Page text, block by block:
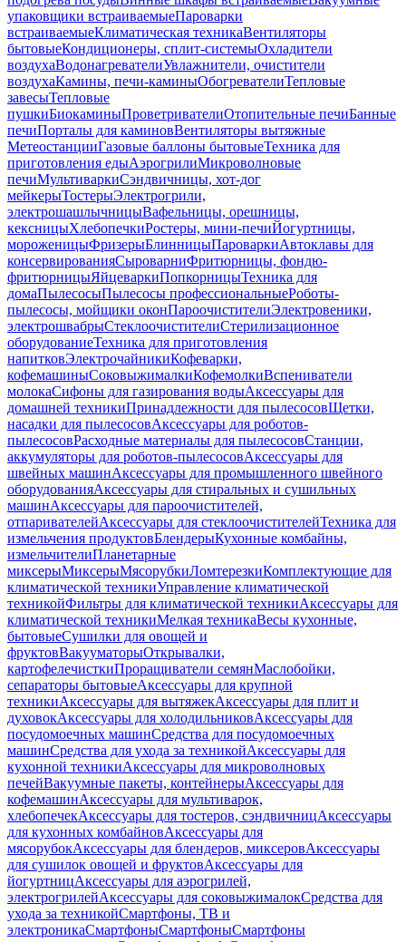
упаковщики встраиваемыеПароварки
встраиваемыеКлиматическая техникаВентиляторы
бытовыеКондиционеры, сплит-системыОхладители
воздухаВодонагревателиУвлажнители, очистители
воздухаКамины, печи-каминыОбогревателиТепловые
завесыТепловые
пушкиБиокаминыПроветривателиОтопительные печиБанные
печиПорталы для каминовВентиляторы вытяжные
МетеостанцииГазовые баллоны бытовыеТехника для
приготовления едыАэрогрилиМикроволновые
печиМультиваркиСэндвичницы, хот-дог
мейкерыТостерыЭлектрогрили,
электрошашлычницыВафельницы, орешницы,
кексницыХлебопечкиРостеры, мини-печиЙогуртницы,
мороженицыФризерыБлинницыПароваркиАвтоклавы для
консервированияСыроварниФритюрницы, фондю-
фритюрницыЯйцеваркиПопкорницыТехника для
домаПылесосыПылесосы профессиональныеРоботы-
пылесосы, мойщики оконПароочистителиЭлектровеники,
электрошвабрыСтеклоочистителиСтерилизационное
оборудованиеТехника для приготовления
напитковЭлектрочайникиКофеварки,
кофемашиныСоковыжималкиКофемолкиВспениватели
молокаСифоны для газирования водыАксессуары для
домашней техникиПринадлежности для пылесосовЩетки,
насадки для пылесосовАксессуары для роботов-
пылесосовРасходные материалы для пылесосовСтанции,
аккумуляторы для роботов-пылесосовАксессуары для
швейных машинАксессуары для промышленного швейного
оборудованияАксессуары для стиральных и сушильных
машинАксессуары для пароочистителей,
отпаривателейАксессуары для стеклоочистителейТехника для
измельчения продуктовБлендерыКухонные комбайны,
измельчителиПланетарные
миксерыМиксерыМясорубкиЛомтерезкиКомплектующие для
климатической техникиУправление климатической
техникойФильтры для климатической техникиАксессуары для
климатической техникиМелкая техникаВесы кухонные,
бытовыеСушилки для овощей и
фруктовВакууматорыОткрывалки,
картофелечисткиПроращиватели семянМаслобойки,
сепараторы бытовыеАксессуары для крупной
техникиАксессуары для вытяжекАксессуары для плит и
духовокАксессуары для холодильниковАксессуары для
посудомоечных машинСредства для посудомоечных
машинСредства для ухода за техникойАксессуары для
кухонной техникиАксессуары для микроволновых
печейВакуумные пакеты, контейнерыАксессуары для
кофемашинАксессуары для мультиварок,
хлебопечекАксессуары для тостеров, сэндвичницАксессуары
для кухонных комбайновАксессуары для
мясорубокАксессуары для блендеров, миксеровАксессуары
для сушилок овощей и фруктовАксессуары для
йогуртницАксессуары для аэрогрилей,
электрогрилейАксессуары для соковыжималокСредства для
ухода за техникойСмартфоны, ТВ и
электроникаСмартфоныСмартфоныСмартфоны